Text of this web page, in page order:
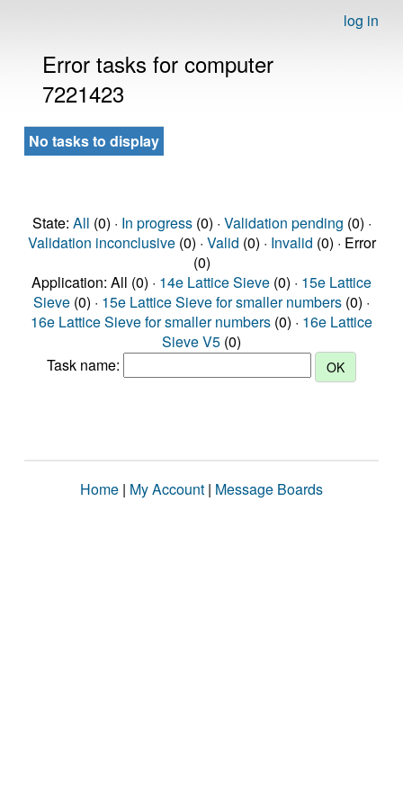
log in
Error tasks for computer
7221423
No tasks to display
State: All (0) · In progress(0) · Validation pending (0) ·
Validation inconclusive(0) · Valid (0) · Invalid (0) · Error
(0)
Application: All (0) · 14e Lattice Sieve (0) · 15e Lattice
Sieve (0) · 15e Lattice Sieve for smaller numbers (0) ·
16e Lattice Sieve for smaller numbers (0) · 16e Lattice
Sieve V5 (0)
Task name:
Home | My Account | Message Boards